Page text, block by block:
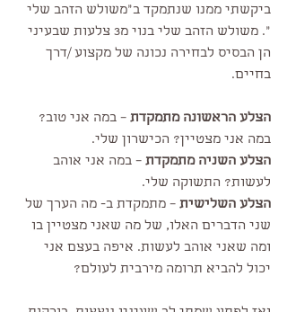
ביקשתי ממנו שנתמקד ב"משולש הזהב שלי
". משולש הזהב שלי בנוי מ3 צלעות שבעיני
הן הבסיס לבחירה נכונה של מקצוע /דרך
בחיים.
הצלע הראשונה מתמקדת – במה אני טוב?
במה אני מצטיין? הכישרון שלי.
הצלע השניה מתמקדת – במה אני אוהב
לעשות? התשוקה שלי.
הצלע השלישית – מתמקדת ב- מה הערך של
שני הדברים האלו, של מה שאני מצטיין בו
ומה שאני אוהב לעשות. איפה בעצם אני
יכול להביא תרומה מירבית לעולם?